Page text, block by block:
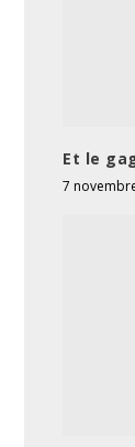
Et le
7